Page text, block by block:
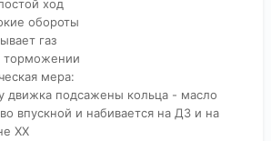
ход
обороты
газ
торможении
мера:
движка подсажены кольца - масло
впускной и набивается на ДЗ и на
ХХ